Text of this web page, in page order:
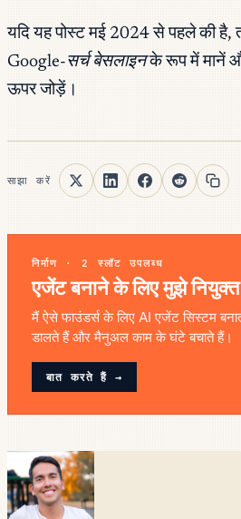
यदि यह पोस्ट मई 2024 से पहले की है,
Google-सर्च बेसलाइनके रूप में मानें
ऊपर जोड़ें।
साझा करें
निर्माण · 2 स्लॉट उपलब्ध
एजेंट बनाने के लिए मुझे
मैं ऐसे फाउंडर्स के लिए AI एजेंट सिस्टम
डालते हैं और मैनुअल काम के घंटे बचाते हैं।
बात करते हैं →